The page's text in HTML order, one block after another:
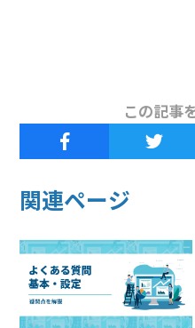
この記事
関連ページ